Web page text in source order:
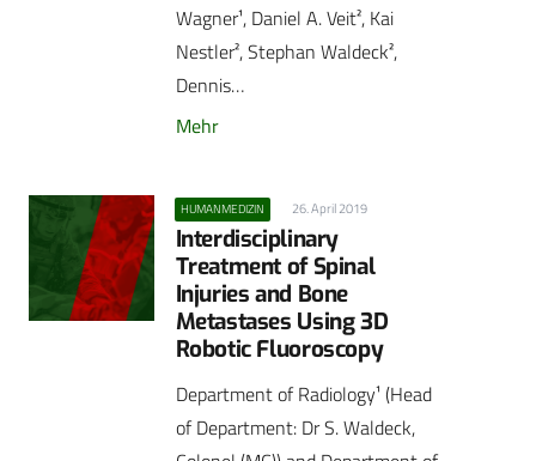
Wagner¹, Daniel A. Veit², Kai
Nestler², Stephan Waldeck²,
Dennis…
Mehr
HUMANMEDIZIN 26. April 2019
Interdisciplinary
Treatment of Spinal
Injuries and Bone
Metastases Using 3D
Robotic Fluoroscopy
Department of Radiology¹ (Head
of Department: Dr S. Waldeck,